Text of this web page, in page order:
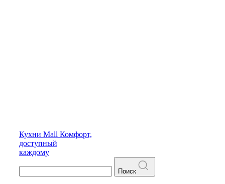
Кухни Mall Комфорт,
доступный
каждому
Поиск